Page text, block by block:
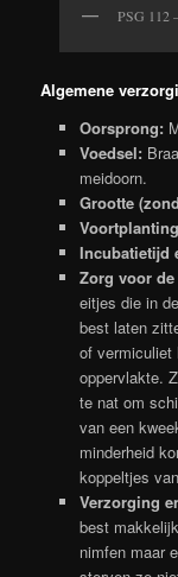
PSG 112
Algemene
Oorsprong:
Voedsel:
meidoorn.
Grootte
Incubatietijd
Zorg voor de
eitjes die in
best laten
of vermiculiet
oppervlakte.
te nat om
van een
minderheid
koppeltjes
Verzorging
best
nimfen maar